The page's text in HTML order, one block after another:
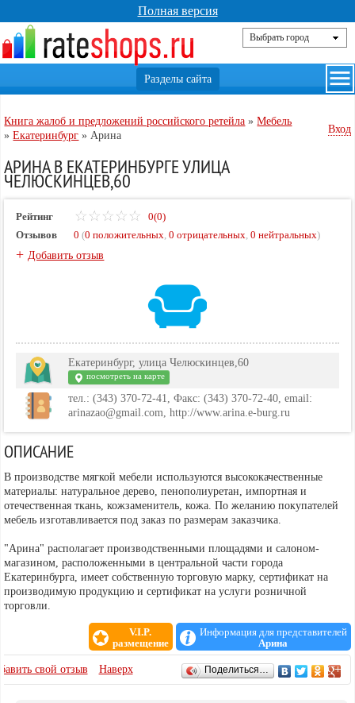
Полная версия
Книга жалоб и предложений российского ретейла »Мебель
»Екатеринбург »Арина
Вход
АРИНА В ЕКАТЕРИНБУРГЕ УЛИЦА
ЧЕЛЮСКИНЦЕВ,60
Рейтинг
0(0)
Отзывов
0 (0 положительных,0 отрицательных,0 нейтральных)
+Добавить отзыв
Екатеринбург, улица Челюскинцев,60
посмотреть на карте
тел.: (343) 370-72-41, Факс: (343) 370-72-40, email:
arinazao@gmail.com, http://www.arina.e-burg.ru
ОПИСАНИЕ
В производстве мягкой мебели используются высококачественные
материалы: натуральное дерево, пенополиуретан, импортная и
отечественная ткань, кожзаменитель, кожа. По желанию покупателей
мебель изготавливается под заказ по размерам заказчика.
"Арина" располагает производственными площадями и салоном-
магазином, расположенными в центральной части города
Екатеринбурга, имеет собственную торговую марку, сертификат на
производимую продукцию и сертификат на услуги розничной
торговли.
V.I.P.
размещение
Информация для представителей
Арина
ОТЗЫВЫсвой отзыв Наверх Поделиться…